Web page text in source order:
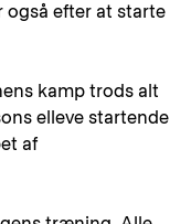
også efter at starte
kamp trods alt
elleve startende
af